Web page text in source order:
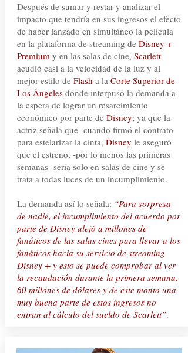
Después de sumar y restar y analizar el
impacto que tendría en sus ingresos el efecto
de haber lanzado en simultáneo la película
en la plataforma de streaming de Disney +
Premiumy en las salas de cine, Scarlett
acudió casi a la velocidad de la luz y al
mejor estilo de Flash a la Corte Superior de
Los Ángelesdonde interpuso la demanda a
la espera de lograr un resarcimiento
económico por parte de Disney; ya que la
actriz señala que cuando firmó el contrato
para estelarizar la cinta, Disney le aseguró
que el estreno, -por lo menos las primeras
semanas- sería solo en salas de cine y se
trata a todas luces de un incumplimiento.
La demanda así lo señala: “Para sorpresa
de nadie, el incumplimiento del acuerdo por
parte de Disney alejó a millones de
fanáticos de las salas cines para llevar a los
fanáticos hacia su servicio de streaming
Disney + y esto se puede comprobar al ver
la recaudación durante la primera semana,
60 millones de dólares y de este monto una
muy buena parte de estos ingresos no
entran al cálculo del sueldo de Scarlett”.